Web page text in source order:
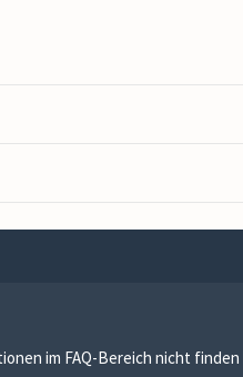
im FAQ-Bereich nicht